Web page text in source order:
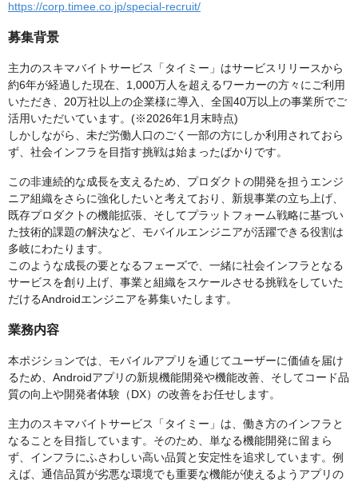
https://corp.timee.co.jp/special-recruit/
募集背景
主力のスキマバイトサービス「タイミー」はサービスリリースから
約6年が経過した現在、1,000万人を超えるワーカーの方々にご利用
いただき、20万社以上の企業様に導入、全国40万以上の事業所でご
活用いただいています。(※2026年1月末時点)
しかしながら、未だ労働人口のごく一部の方にしか利用されておら
ず、社会インフラを目指す挑戦は始まったばかりです。
この非連続的な成長を支えるため、プロダクトの開発を担うエンジ
ニア組織をさらに強化したいと考えており、新規事業の立ち上げ、
既存プロダクトの機能拡張、そしてプラットフォーム戦略に基づい
た技術的課題の解決など、モバイルエンジニアが活躍できる役割は
多岐にわたります。
このような成長の要となるフェーズで、一緒に社会インフラとなる
サービスを創り上げ、事業と組織をスケールさせる挑戦をしていた
だけるAndroidエンジニアを募集いたします。
業務内容
本ポジションでは、モバイルアプリを通じてユーザーに価値を届け
るため、Androidアプリの新規機能開発や機能改善、そしてコード品
質の向上や開発者体験（DX）の改善をお任せします。
主力のスキマバイトサービス「タイミー」は、働き方のインフラと
なることを目指しています。そのため、単なる機能開発に留まら
ず、インフラにふさわしい高い品質と安定性を追求しています。例
えば、通信品質が劣悪な環境でも重要な機能が使えるようアプリの